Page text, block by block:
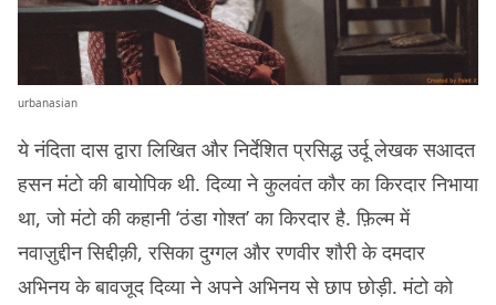
urbanasian
ये नंदिता दास द्वारा लिखित और निर्देशित प्रसिद्ध उर्दू लेखक सआदत
हसन मंटो की बायोपिक थी. दिव्या ने कुलवंत कौर का किरदार निभाया
था, जो मंटो की कहानी ‘ठंडा गोश्त’ का किरदार है. फ़िल्म में
नवाज़ुद्दीन सिद्दीक़ी, रसिका दुग्गल और रणवीर शौरी के दमदार
अभिनय के बावजूद दिव्या ने अपने अभिनय से छाप छोड़ी. मंटो को